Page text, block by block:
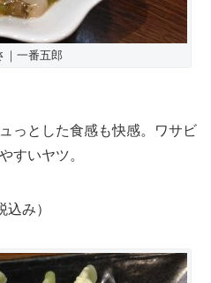
｜一番五郎
っとした食感も快感。ワサビ
すいヤツ。
込み）